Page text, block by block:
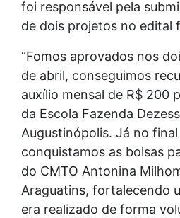
foi responsável pela
de dois projetos no edital
“Fomos aprovados nos
de abril, conseguimos
auxílio mensal de R$ 200
da Escola Fazenda
Augustinópolis. Já no
conquistamos as bolsas
do CMTO Antonina
Araguatins, fortalecendo
era realizado de forma